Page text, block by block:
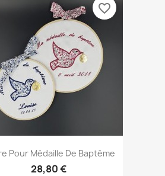
Aperçu rapide
Pour Médaille De Baptême
28,80 €
favorite_border